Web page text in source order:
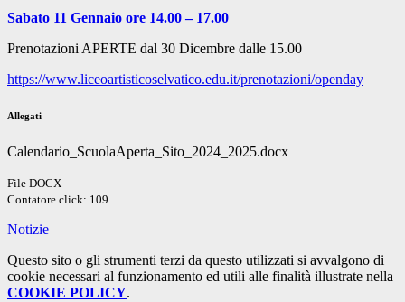
Sabato 11 Gennaio ore 14.00 – 17.00
Prenotazioni APERTE dal 30 Dicembre dalle 15.00
https://www.liceoartisticoselvatico.edu.it/prenotazioni/openday
Allegati
Calendario_ScuolaAperta_Sito_2024_2025.docx
File DOCX
Contatore click: 109
Notizie
Questo sito o gli strumenti terzi da questo utilizzati si avvalgono di
cookie necessari al funzionamento ed utili alle finalità illustrate nella
COOKIE POLICY.